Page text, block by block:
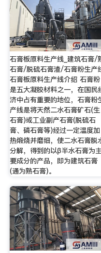
石膏板原料生产线_建筑石膏/
石膏/脱硫石膏渣/石膏粉生产
石膏板原料生产线介绍 石膏粉
是五大凝胶材料之一，在国民
济中占有重要的地位，石膏粉
产线是将天然二水石膏矿石(生
石膏)或工业副产石膏(脱硫石
膏、磷石膏等)经过一定温度加
热煅烧并磨细，使二水石膏脱
分解，得到的以β半水石膏为
要成分的产品，即为建筑石膏
(通为熟石膏)。